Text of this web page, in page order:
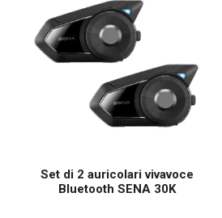
Set di 2 auricolari vivavoce
Bluetooth SENA 30K